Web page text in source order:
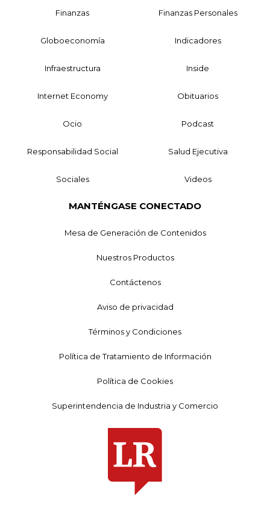
Finanzas Finanzas Personales
Globoeconomía Indicadores
Infraestructura Inside
Internet Economy Obituarios
Ocio Podcast
Responsabilidad Social Salud Ejecutiva
Sociales Videos
MANTÉNGASE CONECTADO
Mesa de Generación de Contenidos
Nuestros Productos
Contáctenos
Aviso de privacidad
Términos y Condiciones
Política de Tratamiento de Información
Política de Cookies
Superintendencia de Industria y Comercio